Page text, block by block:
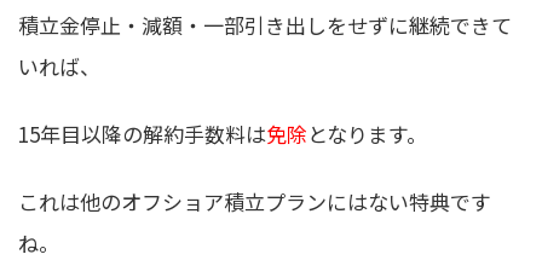
積立金停止・減額・一部引き出しをせずに継続できて
いれば、
15年目以降の解約手数料は免除となります。
これは他のオフショア積立プランにはない特典です
ね。